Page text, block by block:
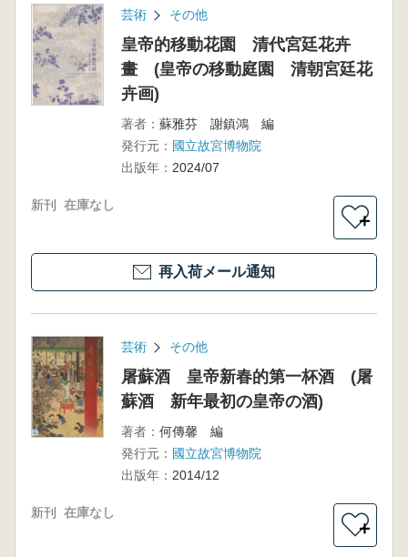
芸術 その他
皇帝的移動花園 清代宮廷花卉
畫 (皇帝の移動庭園 清朝宮廷花
卉画)
著者： 蘇雅芬 謝鎮鴻 編
発行元： 國立故宮博物院
出版年： 2024/07
新刊 在庫なし
＋
再入荷メール通知
芸術 その他
屠蘇酒 皇帝新春的第一杯酒 (屠
蘇酒 新年最初の皇帝の酒)
著者： 何傳馨 編
発行元： 國立故宮博物院
出版年： 2014/12
新刊 在庫なし
＋